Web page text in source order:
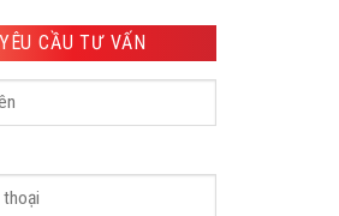
YÊU CẦU TƯ VẤN